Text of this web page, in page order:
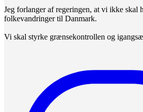
Jeg forlanger af regeringen, at vi ikke skal
folkevandringer til Danmark.
Vi skal styrke grænsekontrollen og